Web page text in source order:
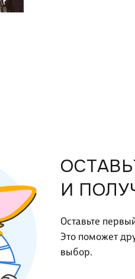
И
Оставьте
Это поможет
выбор.